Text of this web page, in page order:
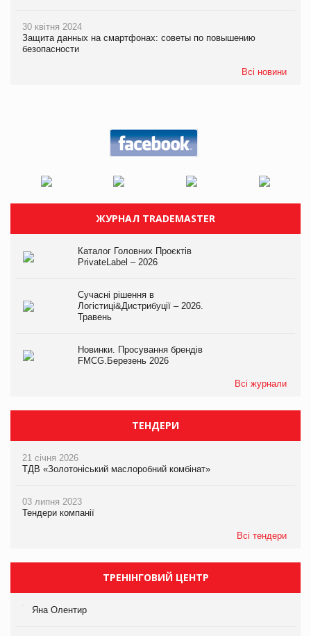
30 квітня 2024
Защита данных на смартфонах: советы по повышению
безопасности
Всі новини
ЖУРНАЛ TRADEMASTER
Каталог Головних Проєктів
PrivateLabel – 2026
Сучасні рішення в
Логістиці&Дистрибуції – 2026.
Травень
Новинки. Просування брендів
FMCG.Березень 2026
Всі журнали
ТЕНДЕРИ
21 січня 2026
ТДВ «Золотоніський маслоробний комбінат»
03 липня 2023
Тендери компанії
Всі тендери
ТРЕНІНГОВИЙ ЦЕНТР
Яна Олентир